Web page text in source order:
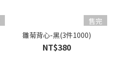
售完
雛菊背心-黑(3件1000)
NT$380